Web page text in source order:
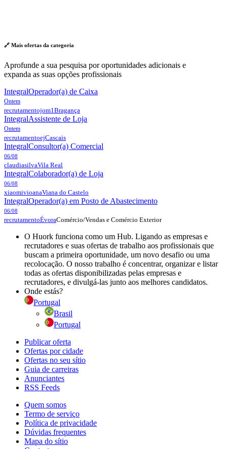
🔗 Mais ofertas da categoria
Aprofunde a sua pesquisa por oportunidades adicionais e
expanda as suas opções profissionais
IntegralOperador(a) de Caixa
Ontem
recrutamentojom1 Bragança
IntegralAssistente de Loja
Ontem
recrutamentoejCascais
IntegralConsultor(a) Comercial
06/08
claudiasilvaVila Real
IntegralColaborador(a) de Loja
06/08
xiaomivioanaViana do Castelo
IntegralOperador(a) em Posto de Abastecimento
06/08
recrutamentoÉvoraComércio/Vendas e Comércio Exterior
O Huork funciona como um Hub. Ligando as empresas e
recrutadores e suas ofertas de trabalho aos profissionais que
buscam a primeira oportunidade, um novo desafio ou uma
recolocação. O nosso trabalho é concentrar, organizar e listar
todas as ofertas disponibilizadas pelas empresas e
recrutadores, e divulgá-las junto aos melhores candidatos.
Onde estás?
Portugal
Brasil
Portugal
Publicar oferta
Ofertas por cidade
Ofertas no seu sítio
Guia de carreiras
Anunciantes
RSS Feeds
Quem somos
Termo de serviço
Política de privacidade
Dúvidas frequentes
Mapa do sítio